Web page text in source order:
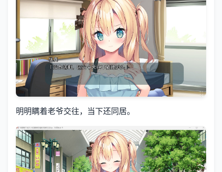
明明瞒着老爷交往，当下还同居。